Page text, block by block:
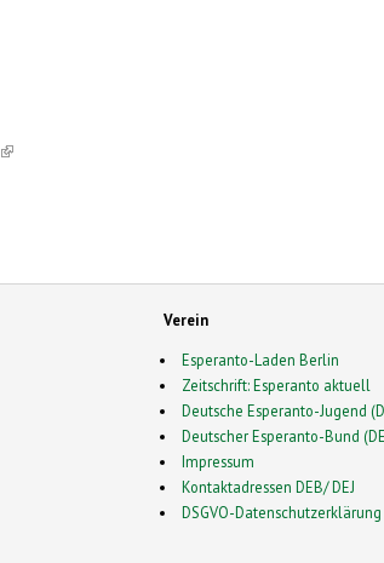
(link is external)
Verein
Esperanto-Laden Berlin
Zeitschrift: Esperanto aktuell
Deutsche Esperanto-Jugend
Deutscher Esperanto-Bund
Impressum
Kontaktadressen DEB/ DEJ
DSGVO-Datenschutzerklärung